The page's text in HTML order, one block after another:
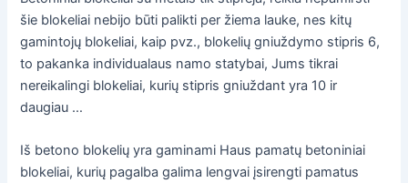
šie blokeliai nebijo būti palikti per žiema lauke, nes kitų
gamintojų blokeliai, kaip pvz., blokelių gniuždymo stipris 6,
to pakanka individualaus namo statybai, Jums tikrai
nereikalingi blokeliai, kurių stipris gniuždant yra 10 ir
daugiau …
Iš betono blokelių yra gaminami Haus pamatų betoniniai
blokeliai, kurių pagalba galima lengvai įsirengti pamatus